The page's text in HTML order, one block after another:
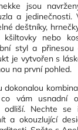
jsou
a
deštníky,
kšiltovky nebo
styl a přinesou
je vytvořen s
na první pohled.
dokonalou
vám usnadní
Nechte se
a okouzlující